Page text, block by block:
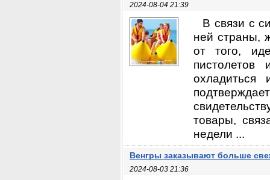
2024-08-04 21:39
В связи с
ней страны,
от того,
товары,
недели ...
Венгры заказывают больше
2024-08-03 21:36